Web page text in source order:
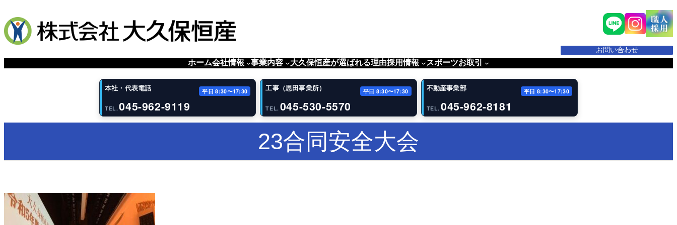
容
を
ス
プ
お問い合わせ
ホーム会社情報 事業内容 大久保恒産が選ばれる理由採用情報 スポーツお取引
本社・代表電話 平日 8:30〜17:30
TEL.045-962-9119
工事（恩田事業所） 平日 8:30〜17:30
TEL. 045-530-5570
不動産事業部 平日 8:30〜17:30
TEL. 045-962-8181
23合同安全大会